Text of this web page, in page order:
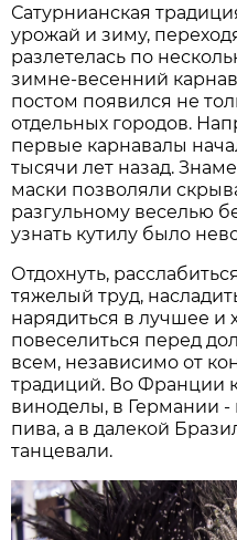
Сатурнианская
урожай и зиму,
разлетелась по
зимне-весенний
постом появился не
отдельных городов.
первые карнавалы
тысячи лет назад.
маски позволяли
разгульному веселью
узнать кутилу было
Отдохнуть,
тяжелый труд,
нарядиться в лучшее и
повеселиться перед
всем, независимо от
традиций. Во Франции
виноделы, в Германии
пива, а в далекой
танцевали.